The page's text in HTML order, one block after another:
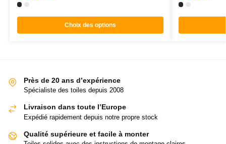
Choix des options
Près de 20 ans d’expérience
Spécialiste des toiles depuis 2008
Livraison dans toute l’Europe
Expédié rapidement depuis notre propre stock
Qualité supérieure et facile à monter